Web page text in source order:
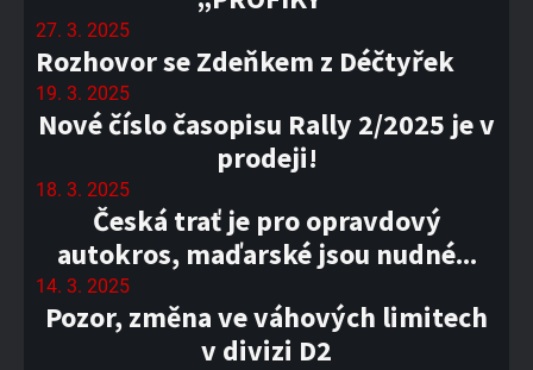
27. 3. 2025
Rozhovor se Zdeňkem z Déčtyřek
19. 3. 2025
Nové číslo časopisu Rally 2/2025 je v
prodeji!
18. 3. 2025
Česká trať je pro opravdový
autokros, maďarské jsou nudné...
14. 3. 2025
Pozor, změna ve váhových limitech
v divizi D2